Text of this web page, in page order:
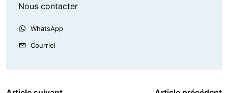
Nous contacter
WhatsApp
Courriel